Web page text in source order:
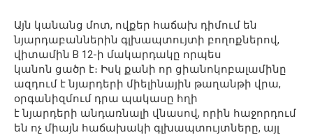
Այն կանանց մոտ, ովքեր հաճախ դիմում են
նյարդաբաններին գլխապտույտի բողոքներով,
վիտամին B 12-ի մակարդակը որպես
կանոն ցածր է։ Իսկ քանի որ ցիանոկոբալամինը
ազդում է նյարդերի միելինային թաղանթի վրա,
օրգանիզմում դրա պակասը հղի
է նյարդերի անդառնալի վնասով, որին հաջորդում
են ոչ միայն հաճախակի գլխապտույտները, այլ